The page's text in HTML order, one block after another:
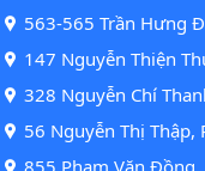
563-565 Trần Hưng
147 Nguyễn Thiện
328 Nguyễn Chí
56 Nguyễn Thị Thập,
855 Phạm Văn